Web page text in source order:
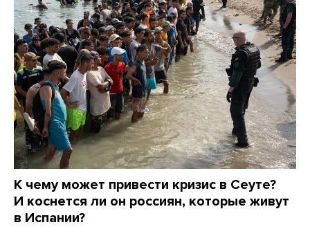
К чему может привести кризис в Сеуте?
И коснется ли он россиян, которые живут
в Испании?